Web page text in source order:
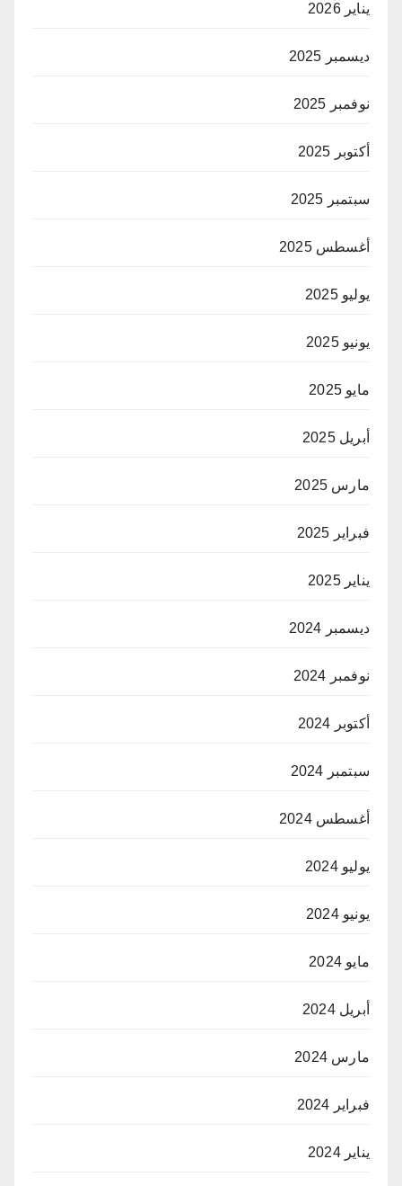
يناير 2026
ديسمبر 2025
نوفمبر 2025
أكتوبر 2025
سبتمبر 2025
أغسطس 2025
يوليو 2025
يونيو 2025
مايو 2025
أبريل 2025
مارس 2025
فبراير 2025
يناير 2025
ديسمبر 2024
نوفمبر 2024
أكتوبر 2024
سبتمبر 2024
أغسطس 2024
يوليو 2024
يونيو 2024
مايو 2024
أبريل 2024
مارس 2024
فبراير 2024
يناير 2024